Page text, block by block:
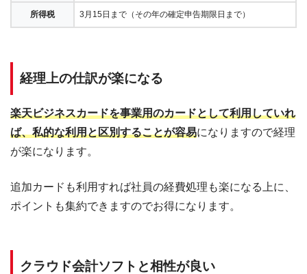
所得税 3月15日まで（その年の確定申告期限日まで）
経理上の仕訳が楽になる
楽天ビジネスカードを事業用のカードとして利用していれ
ば、私的な利用と区別することが容易になりますので経理
が楽になります。
追加カードも利用すれば社員の経費処理も楽になる上に、
ポイントも集約できますのでお得になります。
クラウド会計ソフトと相性が良い